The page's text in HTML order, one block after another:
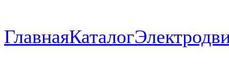
ГлавнаяКаталог